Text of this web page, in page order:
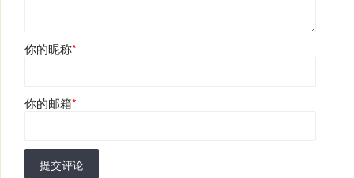
你的昵称*
你的邮箱*
提交评论